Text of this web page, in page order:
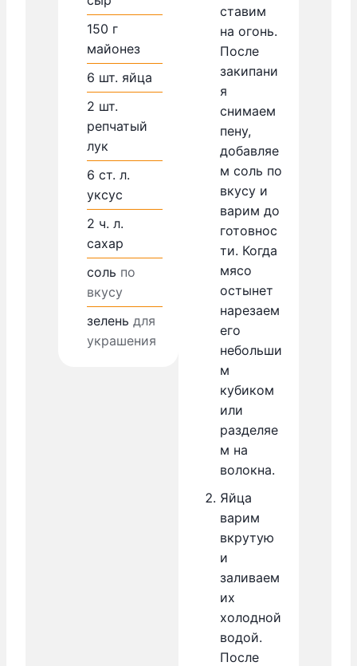
150 г
майонез
6 шт. яйца
2 шт.
репчатый
лук
6 ст. л.
уксус
2 ч. л.
сахар
соль по
вкусу
зелень для
украшения
ставим
на огонь.
После
закипани
я
снимаем
пену,
добавляе
м соль по
вкусу и
варим до
готовнос
ти. Когда
мясо
остынет
нарезаем
его
небольши
м
кубиком
или
разделяе
м на
волокна.
Яйца
варим
вкрутую
и
заливаем
их
холодной
водой.
После